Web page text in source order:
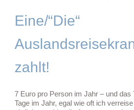
Eine/“Die“
zahlt!
7 Euro pro Person im Jahr – und das
Tage im Jahr, egal wie oft ich